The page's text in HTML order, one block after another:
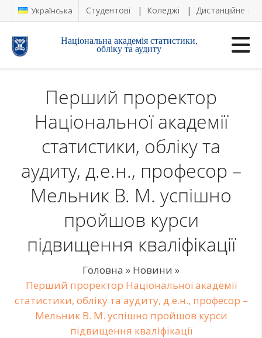
Українська Студентові Коледжі Дистанційне
Національна академія статистики,
обліку та аудиту
Перший проректор
Національної академії
статистики, обліку та
аудиту, д.е.н., професор –
Мельник В. М. успішно
пройшов курси
підвищення кваліфікації
Головна » Новини »
Перший проректор Національної академії
статистики, обліку та аудиту, д.е.н., професор –
Мельник В. М. успішно пройшов курси
підвищення кваліфікації